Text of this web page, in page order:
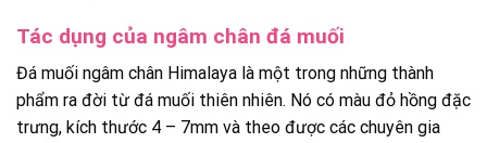
Tác dụng của ngâm chân đá muối
Đá muối ngâm chân Himalaya là một trong những thành
phẩm ra đời từ đá muối thiên nhiên. Nó có màu đỏ hồng đặc
trưng, kích thước 4 – 7mm và theo được các chuyên gia